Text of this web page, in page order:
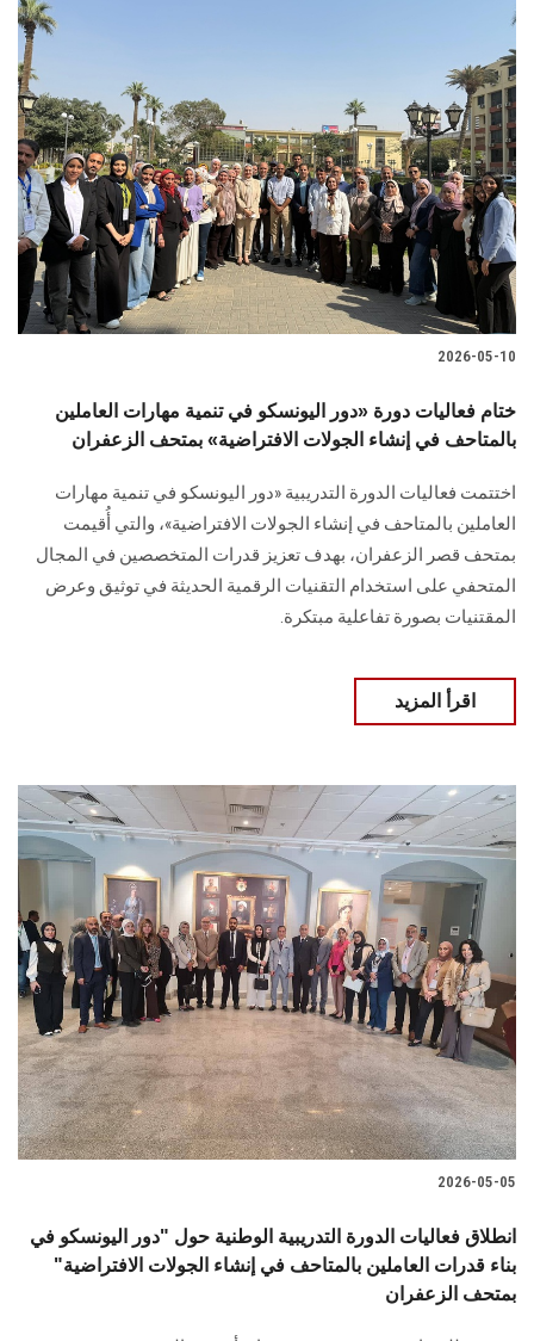
2026-05-10
ختام فعاليات دورة «دور اليونسكو في تنمية مهارات العاملين
بالمتاحف في إنشاء الجولات الافتراضية» بمتحف الزعفران
اختتمت فعاليات الدورة التدريبية «دور اليونسكو في تنمية مهارات
العاملين بالمتاحف في إنشاء الجولات الافتراضية»، والتي أُقيمت
بمتحف قصر الزعفران، بهدف تعزيز قدرات المتخصصين في المجال
المتحفي على استخدام التقنيات الرقمية الحديثة في توثيق وعرض
المقتنيات بصورة تفاعلية مبتكرة.
اقرأ المزيد
2026-05-05
انطلاق فعاليات الدورة التدريبية الوطنية حول "دور اليونسكو في
بناء قدرات العاملين بالمتاحف في إنشاء الجولات الافتراضية"
بمتحف الزعفران